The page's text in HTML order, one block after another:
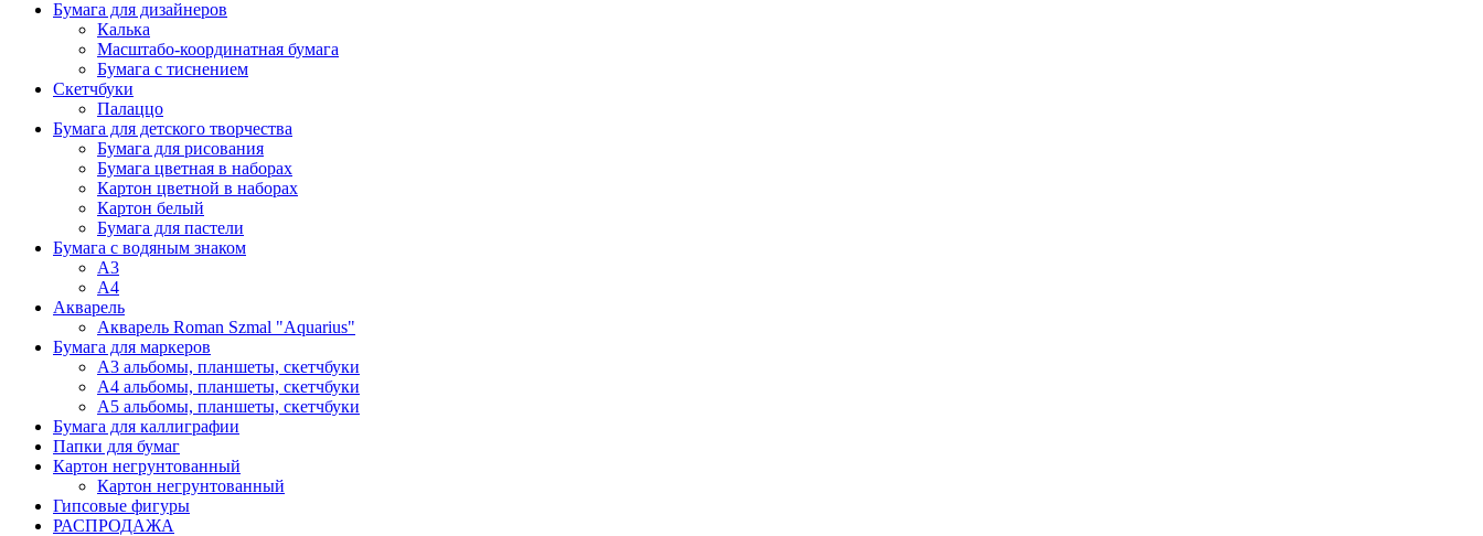
Бумага для дизайнеров
Калька
Масштабо-координатная бумага
Бумага с тиснением
Скетчбуки
Палаццо
Бумага для детского творчества
Бумага для рисования
Бумага цветная в наборах
Картон цветной в наборах
Картон белый
Бумага для пастели
Бумага с водяным знаком
А3
А4
Акварель
Акварель Roman Szmal "Aquarius"
Бумага для маркеров
А3 альбомы, планшеты, скетчбуки
А4 альбомы, планшеты, скетчбуки
А5 альбомы, планшеты, скетчбуки
Бумага для каллиграфии
Папки для бумаг
Картон негрунтованный
Картон негрунтованный
Гипсовые фигуры
РАСПРОДАЖА